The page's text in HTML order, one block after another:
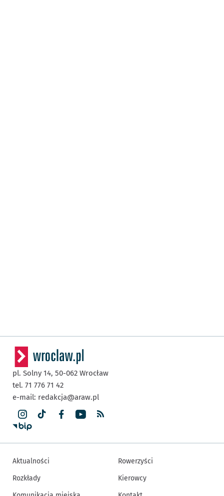
pl. Solny 14, 50-062 Wrocław
tel. 71 776 71 42
e-mail: redakcja@araw.pl
Aktualności
Rozkłady
Rowerzyści
Kierowcy